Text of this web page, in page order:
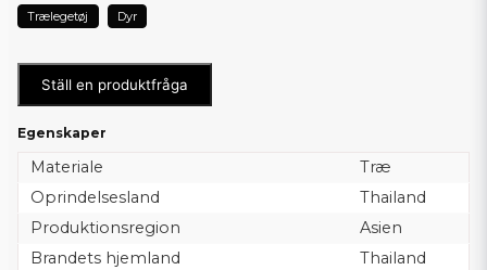
Trælegetøj Dyr
Ställ en produktfråga
Egenskaper
Materiale
Træ
Oprindelsesland
Thailand
Produktionsregion
Asien
Brandets hjemland
Thailand